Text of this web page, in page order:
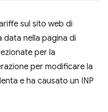
sul sito web di
nella pagina di
per la
per modificare la
e ha causato un INP